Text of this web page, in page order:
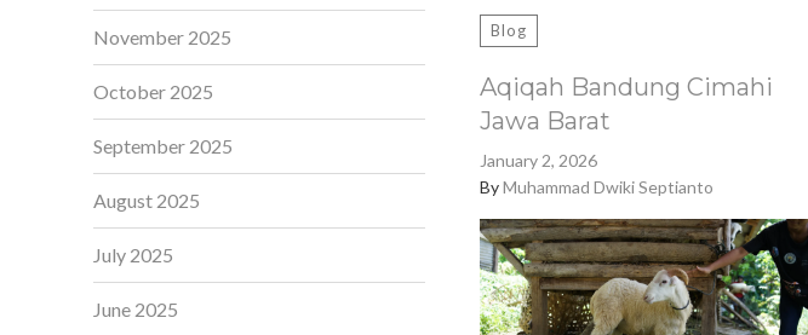
Blog
Aqiqah Bandung Cimahi
Jawa Barat
January 2, 2026
ByMuhammad Dwiki Septianto
November 2025
October 2025
September 2025
August 2025
July 2025
June 2025